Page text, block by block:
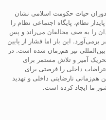
حیات حکومت اسلامی نشان
نظام، پایگاه اجتماعی نظام را
را به صف مخالفان می‌راند و پس
این بار اما فشار از پایین
نیز هم‌زمان شده است. در
آمیز و تلاش مستمر برای
داخلی را فرصتی برای
هم‌زمانی نارضایتی داخلی و تهدید
ما ایجاد کرده است.